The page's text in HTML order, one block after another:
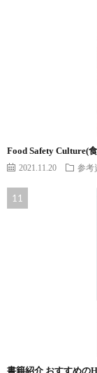
Food Safety Culture(
2021.11.20 参考
書籍紹介 おすすめの